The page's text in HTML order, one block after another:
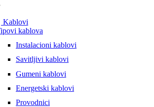
Kablovi
kablova
Instalacioni kablovi
Savitljivi kablovi
Gumeni kablovi
Energetski kablovi
Provodnici